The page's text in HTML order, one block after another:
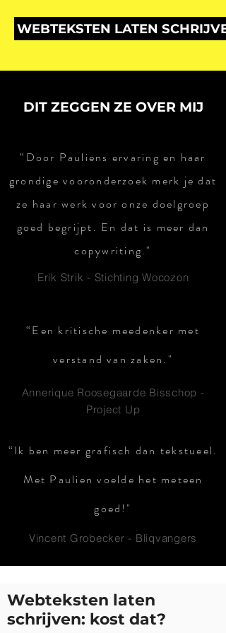
WEBTEKSTEN LATEN
DIT ZEGGEN ZE OVER MIJ
“Door Pauliens ervaring en haar
grondige vooronderzoek merk je dat
ze haar werk voor onze doelgroep
goed begrijpt. En dat is meer dan
copywriting."
Erik Strik - Stichting Wocozon
“Een kritische meedenker met
verstand van zaken."
Annerique Roosegaarde Bisschop -
Project Up
“Ik ben meer grafisch dan tekstueel.
Met Paulien voelde het meteen
goed!"
Vincent Grobecker - Bliqvangers
Webteksten laten
schrijven: kost dat?